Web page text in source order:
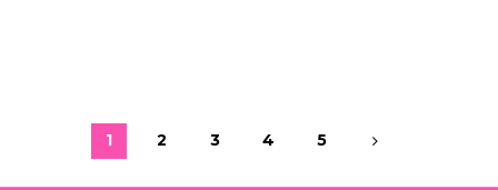
1 2 3 4 5